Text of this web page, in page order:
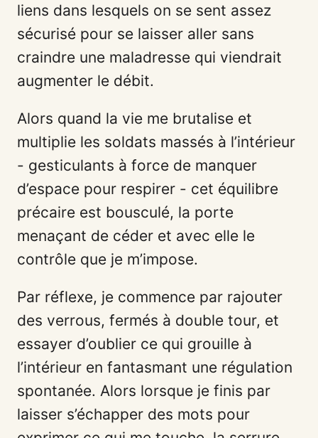
liens dans lesquels on se sent assez
sécurisé pour se laisser aller sans
craindre une maladresse qui viendrait
augmenter le débit.
Alors quand la vie me brutalise et
multiplie les soldats massés à l’intérieur
- gesticulants à force de manquer
d’espace pour respirer - cet équilibre
précaire est bousculé, la porte
menaçant de céder et avec elle le
contrôle que je m’impose.
Par réflexe, je commence par rajouter
des verrous, fermés à double tour, et
essayer d’oublier ce qui grouille à
l’intérieur en fantasmant une régulation
spontanée. Alors lorsque je finis par
laisser s’échapper des mots pour